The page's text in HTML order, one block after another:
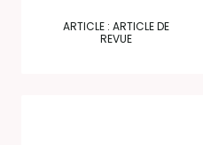
ARTICLE : ARTICLE DE
REVUE